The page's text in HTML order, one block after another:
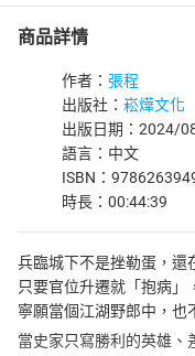
商品詳情
作者： 張程
出版社： 崧燁文化
出版日期：2024/
語言：中文
ISBN：
時長：00:44:39
兵臨城下不是挫勒蛋，還
只要官位升遷就「抱病」
寧願當個江湖野郎中，也
當史家只寫勝利的英雄、